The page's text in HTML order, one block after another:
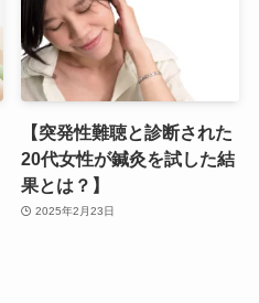
【突発性難聴と診断された
20代女性が鍼灸を試した結
果とは？】
2025年2月23日